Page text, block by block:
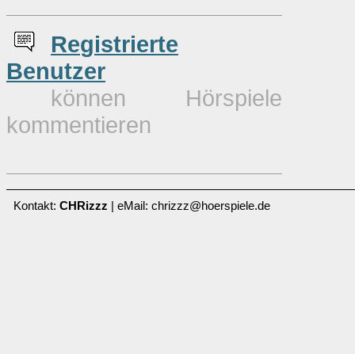
Registrierte
Benutzer
können Hörspiele
kommentieren
Kontakt: CHRizzz | eMail: chrizzz@hoerspiele.de